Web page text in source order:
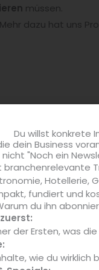
müssen.
dazu hat uns
durch Banken.
Ziel
in nicht
Du willst konkrete
dein Business
nicht "Noch ein
Hotellerie,
fundiert und
du ihn
der Ersten, was
wie du wirklich